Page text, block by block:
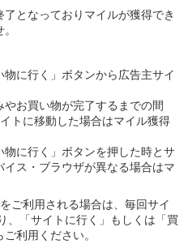
となっておりマイルが獲得でき
物に行く」ボタンから広告主サイ
お買い物が完了するまでの間
トに移動した場合はマイル獲得
物に行く」ボタンを押した時とサ
ス・ブラウザが異なる場合はマ
ご利用される場合は、毎回サイ
、「サイトに行く」もしくは「買
利用ください。